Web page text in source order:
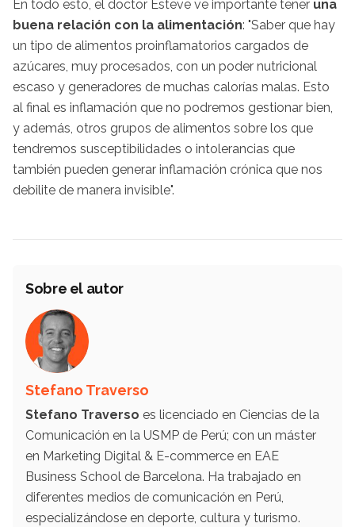
En todo esto, el doctor Esteve ve importante tener una
buena relación con la alimentación: "Saber que hay
un tipo de alimentos proinflamatorios cargados de
azúcares, muy procesados, con un poder nutricional
escaso y generadores de muchas calorías malas. Esto
al final es inflamación que no podremos gestionar bien,
y además, otros grupos de alimentos sobre los que
tendremos susceptibilidades o intolerancias que
también pueden generar inflamación crónica que nos
debilite de manera invisible".
Sobre el autor
Stefano Traverso
Stefano Traverso es licenciado en Ciencias de la
Comunicación en la USMP de Perú; con un máster
en Marketing Digital & E-commerce en EAE
Business School de Barcelona. Ha trabajado en
diferentes medios de comunicación en Perú,
especializándose en deporte, cultura y turismo.